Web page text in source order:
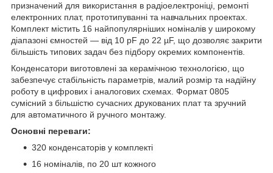
призначений для використання в радіоелектроніці, ремонті
електронних плат, прототипуванні та навчальних проектах.
Комплект містить 16 найпопулярніших номіналів у широкому
діапазоні ємностей — від 10 pF до 22 µF, що дозволяє закрити
більшість типових задач без підбору окремих компонентів.
Конденсатори виготовлені за керамічною технологією, що
забезпечує стабільність параметрів, малий розмір та надійну
роботу в цифрових і аналогових схемах. Формат 0805
сумісний з більшістю сучасних друкованих плат та зручний
для автоматичного й ручного монтажу.
Основні переваги:
320 конденсаторів у комплекті
16 номіналів, по 20 шт кожного